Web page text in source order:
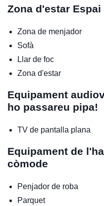
Zona d'estar
Zona de menjador
Sofà
Llar de foc
Zona d'estar
Equipament
ho passareu pipa!
TV de pantalla plana
Equipament de
còmode
Penjador de roba
Parquet